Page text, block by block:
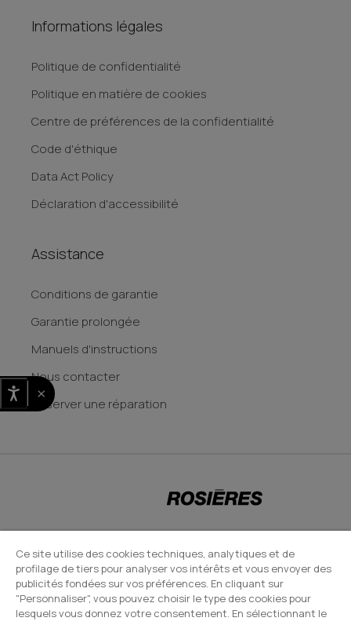
Informations légales
Politique de confidentialité
Politique en matière de cookies
Centre de préférences de la confidentialité
Code d'éthique
Data Act Policy
Déclaration d'accessibilité
Assistance
Conditions de garantie
Garantie prolongée
Manuels d'instructions
Nous contacter
Reserver une réparation
CANDY HOOVER GROUP S.r.I. - Associé unique - SIÈGE SOCIAL : Via Comolli,
57 - 20861 Brugherio (MB) - Italie - SIÈGES ADMINISTRATIFS : Via Privata
Eden Fumagalli snc - 20861 Brugherio (MB) et Via Trento n. 20/A-22 -
20871 Vimercate (MB) - Italie - Tél. : +39.039.2086.1 - Fax :
×
Ce site utilise des cookies techniques, analytiques et de
profilage de tiers pour analyser vos intérêts et vous envoyer des
publicités fondées sur vos préférences. En cliquant sur
"Personnaliser", vous pouvez choisir le type des cookies pour
lesquels vous donnez votre consentement. En sélectionnant le